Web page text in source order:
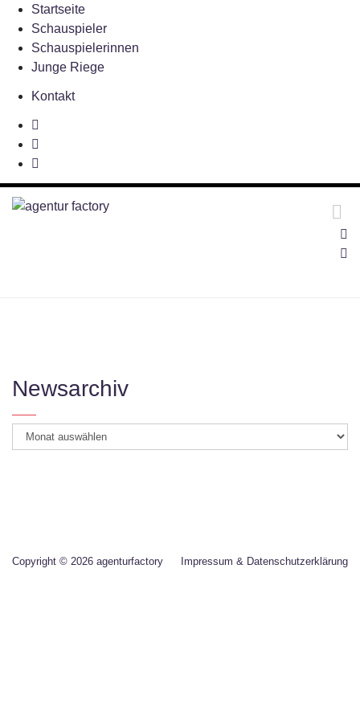
Startseite
Schauspieler
Schauspielerinnen
Junge Riege
Kontakt
Newsarchiv
Newsarchiv
Copyright © 2026 agenturfactory Impressum & Datenschutzerklärung